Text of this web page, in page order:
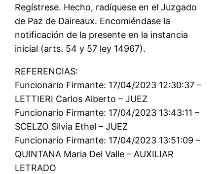
Regístrese. Hecho, radíquese en el Juzgado
de Paz de Daireaux. Encomiéndase la
notificación de la presente en la instancia
inicial (arts. 54 y 57 ley 14967).
REFERENCIAS:
Funcionario Firmante: 17/04/2023 12:30:37 –
LETTIERI Carlos Alberto – JUEZ
Funcionario Firmante: 17/04/2023 13:43:11 –
SCELZO Silvia Ethel – JUEZ
Funcionario Firmante: 17/04/2023 13:51:09 –
QUINTANA Maria Del Valle – AUXILIAR
LETRADO